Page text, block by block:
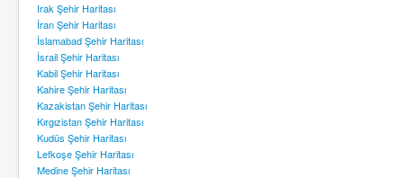
Irak Şehir Haritası
İran Şehir Haritası
İslamabad Şehir Haritası
İsrail Şehir Haritası
Kabil Şehir Haritası
Kahire Şehir Haritası
Kazakistan Şehir Haritası
Kırgızistan Şehir Haritası
Kudüs Şehir Haritası
Lefkoşe Şehir Haritası
Medine Şehir Haritası